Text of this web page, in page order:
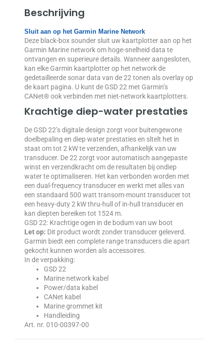
Beschrijving
Sluit aan op het Garmin Marine Network
Deze black-box sounder sluit uw kaartplotter aan op het
Garmin Marine network om hoge-snelheid data te
ontvangen en superieure details. Wanneer aangesloten,
kan elke Garmin kaartplotter op het network de
gedetailleerde sonar data van de 22 tonen als overlay op
de kaart pagina. U kunt de GSD 22 met Garmin’s
CANet® ook verbinden met niet-network kaartplotters.
Krachtige diep-water prestaties
De GSD 22’s digitale design zorgt voor buitengewone
doelbepaling en diep water prestaties en sltelt het in
staat om tot 2 kW te verzenden, afhankelijk van uw
transducer. De 22 zorgt voor automatisch aangepaste
winst en verzendkracht om de resultaten bij ondiep
water te optimaliseren. Het kan verbonden worden met
een dual-frequency transducer en werkt met alles van
een standaard 500 watt transom-mount transducer tot
een heavy-duty 2 kW thru-hull of in-hull transducer en
kan diepten bereiken tot 1524 m.
GSD 22: Krachtige ogen in de bodum van uw boot
Let op: Dit product wordt zonder transducer geleverd.
Garmin biedt een complete range transducers die apart
gekocht kunnen worden als accessoires.
In de verpakking:
GSD 22
Marine network kabel
Power/data kabel
CANet kabel
Marine grommet kit
Handleiding
Art. nr. 010-00397-00